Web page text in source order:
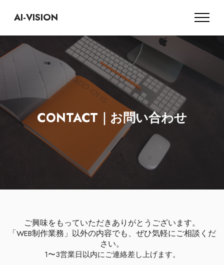
AI-VISION
CONTACT｜お問い合わせ
ご興味をもっていただきありがとうございます。
「WEB制作業務」以外の内容でも、ぜひ気軽にご相談くだ
さい。
1〜3営業日以内にご連絡差し上げます。